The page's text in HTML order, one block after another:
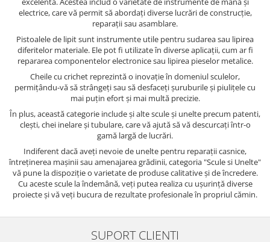
electrice, care vă permit să abordați diverse lucrări de construcție,
reparații sau asamblare.
Pistoalele de lipit sunt instrumente utile pentru sudarea sau lipirea
diferitelor materiale. Ele pot fi utilizate în diverse aplicații, cum ar fi
repararea componentelor electronice sau lipirea pieselor metalice.
Cheile cu crichet reprezintă o inovație în domeniul sculelor,
permițându-vă să strângeți sau să desfaceți șuruburile și piulițele cu
mai puțin efort și mai multă precizie.
În plus, această categorie include și alte scule și unelte precum patenti,
clești, chei inelare și tubulare, care vă ajută să vă descurcați într-o
gamă largă de lucrări.
Indiferent dacă aveți nevoie de unelte pentru reparații casnice,
întreținerea mașinii sau amenajarea grădinii, categoria "Scule si Unelte"
vă pune la dispoziție o varietate de produse calitative și de încredere.
Cu aceste scule la îndemână, veți putea realiza cu ușurință diverse
proiecte și vă veți bucura de rezultate profesionale în propriul cămin.
SUPORT CLIENTI